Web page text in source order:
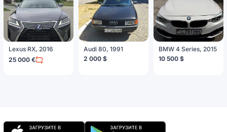
Lexus RX, 2016
25 000 €
Audi 80, 1991
2 000 $
BMW 4 Series, 2015
10 500 $
Мобильное